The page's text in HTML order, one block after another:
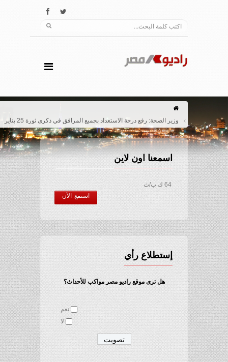
وزير الصحة: رفع درجة الاستعداد بجميع المرافق في ذكرى ثورة 25 يناير
اسمعنا اون لاين
64 ك ب/ث
استمع الآن
إستطلاع رأي
هل ترى موقع راديو مصر مواكب للأحداث؟
نعم
لا